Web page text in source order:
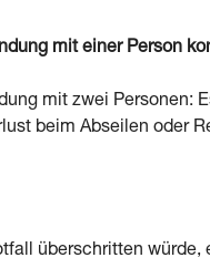
mit einer Person
mit zwei Personen:
beim Abseilen oder
überschritten würde,